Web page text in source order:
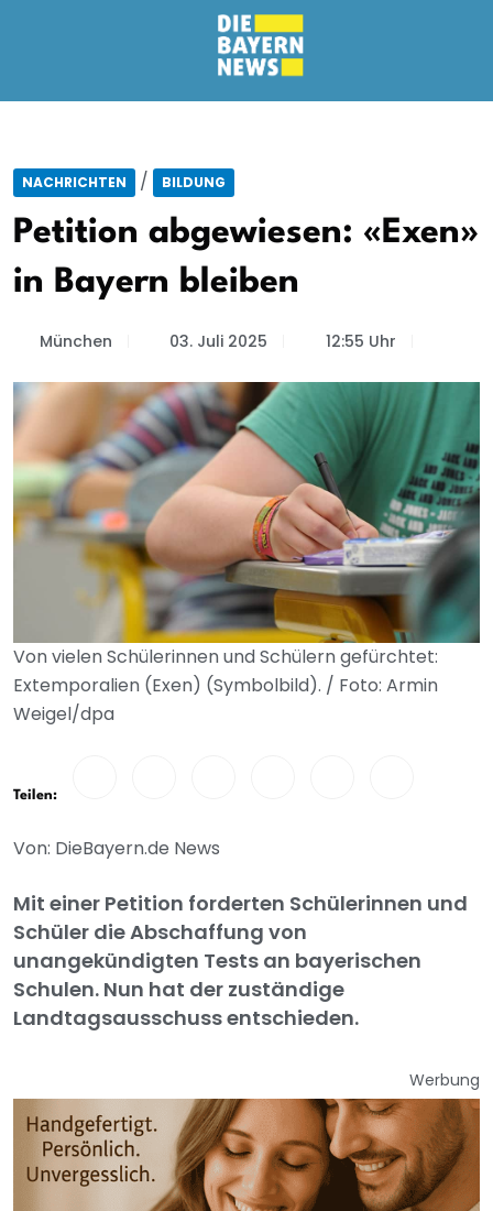
NACHRICHTEN / BILDUNG
Petition abgewiesen: «Exen»
in Bayern bleiben
München 03. Juli 2025 12:55 Uhr
Von vielen Schülerinnen und Schülern gefürchtet:
Extemporalien (Exen) (Symbolbild). / Foto: Armin
Weigel/dpa
Teilen:
Von: DieBayern.de News
Mit einer Petition forderten Schülerinnen und
Schüler die Abschaffung von
unangekündigten Tests an bayerischen
Schulen. Nun hat der zuständige
Landtagsausschuss entschieden.
Werbung